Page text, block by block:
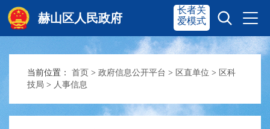
赫山区人民政府
赫山首页 奋进赫山
长者关
爱模式
当前位置： 首页 > 政府信息公开平台 > 区直单位 > 区科
技局 > 人事信息